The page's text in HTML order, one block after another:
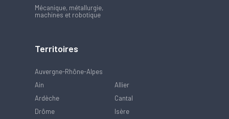
Mécanique, métallurgie,
machines et robotique
Territoires
Auvergne-Rhône-Alpes
Ain
Allier
Ardèche
Cantal
Drôme
Isère